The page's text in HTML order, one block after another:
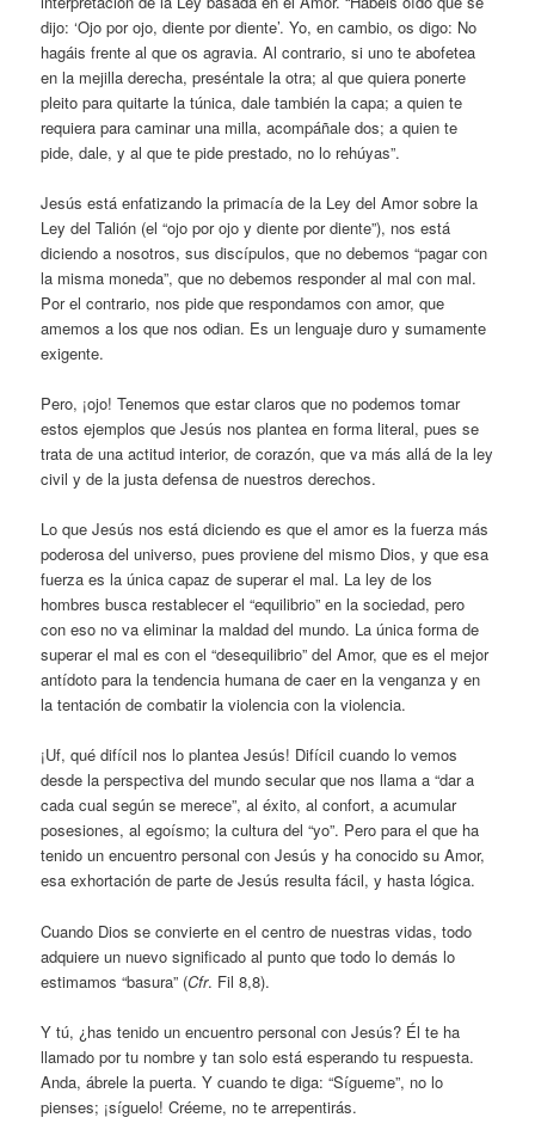
dijo: ‘Ojo por ojo, diente por diente’. Yo, en cambio, os digo: No
hagáis frente al que os agravia. Al contrario, si uno te abofetea
en la mejilla derecha, preséntale la otra; al que quiera ponerte
pleito para quitarte la túnica, dale también la capa; a quien te
requiera para caminar una milla, acompáñale dos; a quien te
pide, dale, y al que te pide prestado, no lo rehúyas”.
Jesús está enfatizando la primacía de la Ley del Amor sobre la
Ley del Talión (el “ojo por ojo y diente por diente”), nos está
diciendo a nosotros, sus discípulos, que no debemos “pagar con
la misma moneda”, que no debemos responder al mal con mal.
Por el contrario, nos pide que respondamos con amor, que
amemos a los que nos odian. Es un lenguaje duro y sumamente
exigente.
Pero, ¡ojo! Tenemos que estar claros que no podemos tomar
estos ejemplos que Jesús nos plantea en forma literal, pues se
trata de una actitud interior, de corazón, que va más allá de la ley
civil y de la justa defensa de nuestros derechos.
Lo que Jesús nos está diciendo es que el amor es la fuerza más
poderosa del universo, pues proviene del mismo Dios, y que esa
fuerza es la única capaz de superar el mal. La ley de los
hombres busca restablecer el “equilibrio” en la sociedad, pero
con eso no va eliminar la maldad del mundo. La única forma de
superar el mal es con el “desequilibrio” del Amor, que es el mejor
antídoto para la tendencia humana de caer en la venganza y en
la tentación de combatir la violencia con la violencia.
¡Uf, qué difícil nos lo plantea Jesús! Difícil cuando lo vemos
desde la perspectiva del mundo secular que nos llama a “dar a
cada cual según se merece”, al éxito, al confort, a acumular
posesiones, al egoísmo; la cultura del “yo”. Pero para el que ha
tenido un encuentro personal con Jesús y ha conocido su Amor,
esa exhortación de parte de Jesús resulta fácil, y hasta lógica.
Cuando Dios se convierte en el centro de nuestras vidas, todo
adquiere un nuevo significado al punto que todo lo demás lo
estimamos “basura” (Cfr. Fil 8,8).
Y tú, ¿has tenido un encuentro personal con Jesús? Él te ha
llamado por tu nombre y tan solo está esperando tu respuesta.
Anda, ábrele la puerta. Y cuando te diga: “Sígueme”, no lo
pienses; ¡síguelo! Créeme, no te arrepentirás.